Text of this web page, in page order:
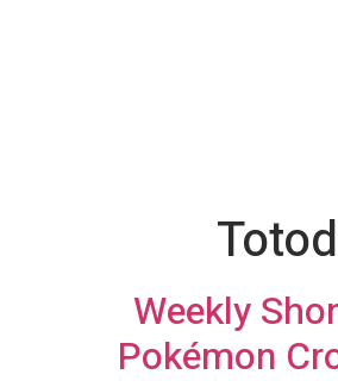
Weekly
Pokémon